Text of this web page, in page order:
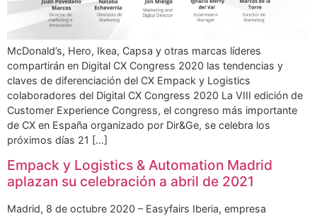
McDonald’s, Hero, Ikea, Capsa y otras marcas líderes
compartirán en Digital CX Congress 2020 las tendencias y
claves de diferenciación del CX Empack y Logistics
colaboradores del Digital CX Congress 2020 La VIII edición de
Customer Experience Congress, el congreso más importante
de CX en España organizado por Dir&Ge, se celebra los
próximos días 21 […]
Empack y Logistics & Automation Madrid
aplazan su celebración a abril de 2021
Madrid, 8 de octubre 2020 – Easyfairs Iberia, empresa